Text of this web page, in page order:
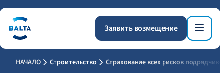
Заявить возмещение
НАЧАЛО Строительство Страхование всех рисков